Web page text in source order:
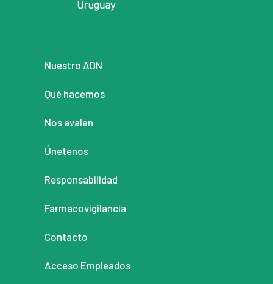
Nuestro ADN
Qué hacemos
Nos avalan
Únetenos
Responsabilidad
Farmacovigilancia
Contacto
Acceso Empleados